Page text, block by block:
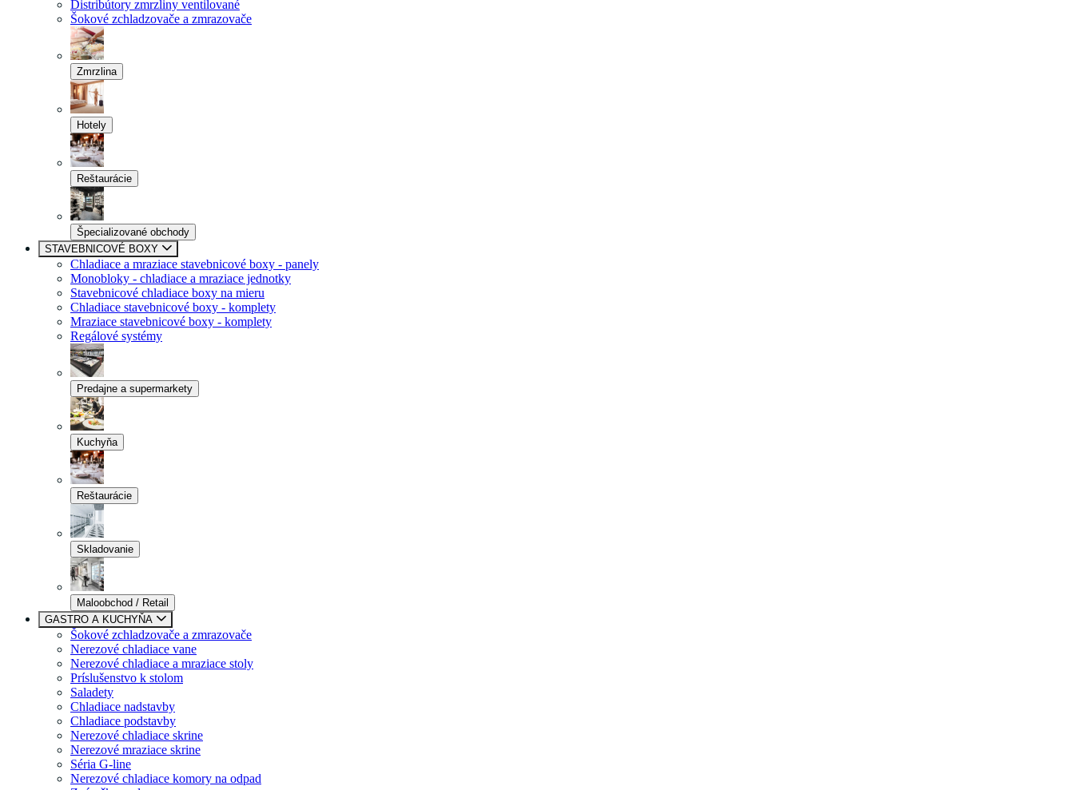
Distribútory zmrzliny ventilované
Šokové zchladzovače a zmrazovače
Zmrzlina
Hotely
Reštaurácie
Špecializované obchody
STAVEBNICOVÉ BOXY
Chladiace a mraziace stavebnicové boxy - panely
Monobloky - chladiace a mraziace jednotky
Stavebnicové chladiace boxy na mieru
Chladiace stavebnicové boxy - komplety
Mraziace stavebnicové boxy - komplety
Regálové systémy
Predajne a supermarkety
Kuchyňa
Reštaurácie
Skladovanie
Maloobchod / Retail
GASTRO A KUCHYŇA
Šokové zchladzovače a zmrazovače
Nerezové chladiace vane
Nerezové chladiace a mraziace stoly
Príslušenstvo k stolom
Saladety
Chladiace nadstavby
Chladiace podstavby
Nerezové chladiace skrine
Nerezové mraziace skrine
Séria G-line
Nerezové chladiace komory na odpad